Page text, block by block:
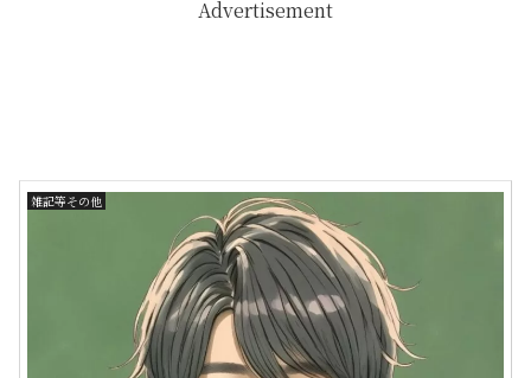
Advertisement
雑記等その他